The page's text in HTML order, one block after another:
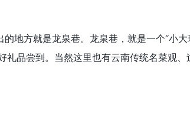
方就是龙泉巷。龙泉巷，就是一个“小大
品尝到。当然这里也有云南传统名菜观